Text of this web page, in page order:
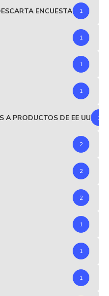
ENCUESTA 1
1
1
1
A PRODUCTOS DE EE UU 1
2
2
2
1
1
1